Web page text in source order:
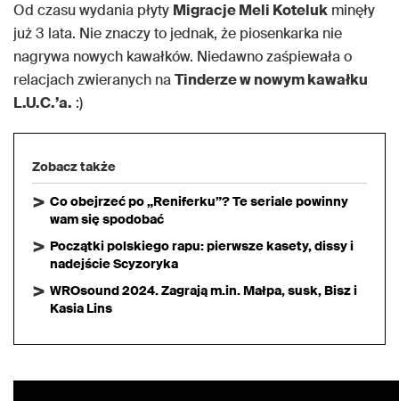
Od czasu wydania płyty Migracje Meli Koteluk minęły
już 3 lata. Nie znaczy to jednak, że piosenkarka nie
nagrywa nowych kawałków. Niedawno zaśpiewała o
relacjach zwieranych naTinderze w nowym kawałku
L.U.C.’a. :)
Zobacz także
Co obejrzeć po „Reniferku”? Te seriale powinny
wam się spodobać
Początki polskiego rapu: pierwsze kasety, dissy i
nadejście Scyzoryka
WROsound 2024. Zagrają m.in. Małpa, susk, Bisz i
Kasia Lins